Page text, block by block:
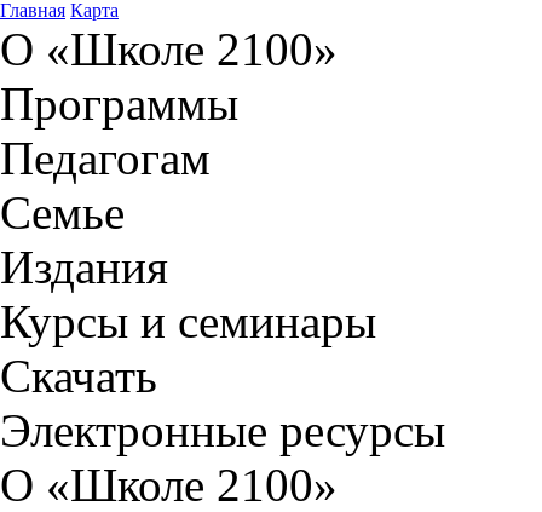
Главная Карта
О «Школе 2100»
Программы
Педагогам
Семье
Издания
Курсы и семинары
Скачать
Электронные ресурсы
О «Школе 2100»